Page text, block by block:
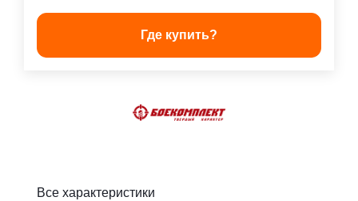
Где купить?
Все характеристики